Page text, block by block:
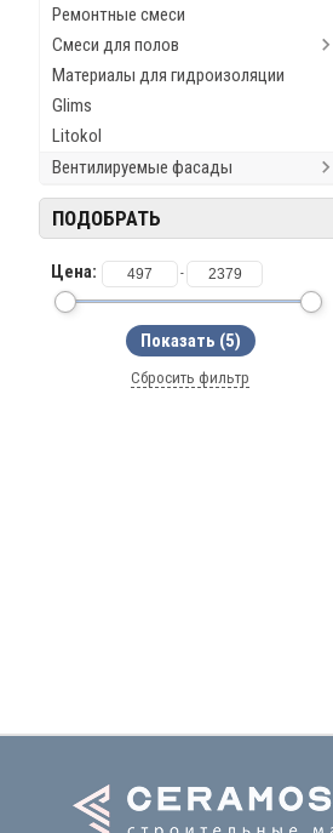
Ремонтные смеси
Смеси для полов
Материалы для гидроизоляции
Glims
Litokol
Вентилируемые фасады
ПОДОБРАТЬ
Цена: -
Сбросить фильтр